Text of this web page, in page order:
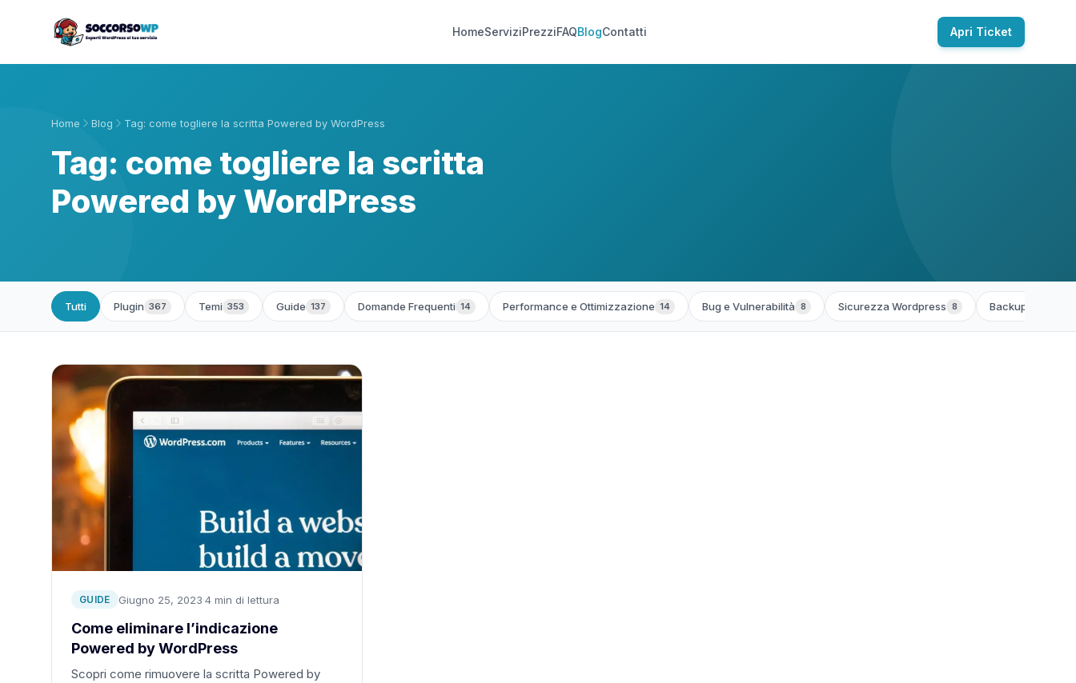
HomeServiziPrezziFAQBlogContatti Apri Ticket
Home Blog Tag: come togliere la scritta Powered by WordPress
Tag: come togliere la scritta
Powered by WordPress
Tutti Plugin 367 Temi 353 Guide 137 Domande Frequenti 14 Performance e Ottimizzazione 14 Bug e Vulnerabilità 8 Sicurezza Wordpress 8 Backup e
GUIDE Giugno 25, 2023·4 min di lettura
Come eliminare l’indicazione
Powered by WordPress
Scopri come rimuovere la scritta Powered by